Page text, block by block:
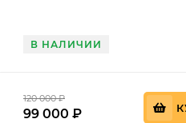
В НАЛИЧИИ
120 000₽
99 000 ₽